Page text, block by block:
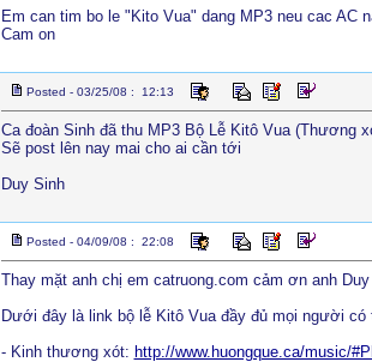
Em can tim bo le "Kito Vua" dang MP3 neu cac AC
Cam on
Posted - 03/25/08 : 12:13
Ca đoàn Sinh đã thu MP3 Bộ Lễ Kitô Vua (Thương
Sẽ post lên nay mai cho ai cần tới
Duy Sinh
Posted - 04/09/08 : 22:08
Thay mặt anh chị em catruong.com cảm ơn anh
Dưới đây là link bộ lễ Kitô Vua đầy đủ mọi người có
- Kinh thương xót: http://www.huongque.ca/music/